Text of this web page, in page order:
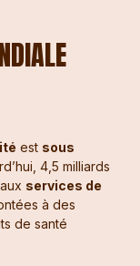
est sous
4,5 milliards
services de
à des
de santé